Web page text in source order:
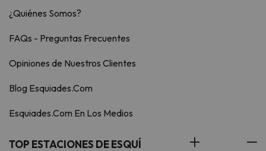
¿Quiénes Somos?
FAQs - Preguntas Frecuentes
Opiniones de Nuestros Clientes
Blog Esquiades.Com
Esquiades.Com En Los Medios
TOP ESTACIONES DE ESQUÍ